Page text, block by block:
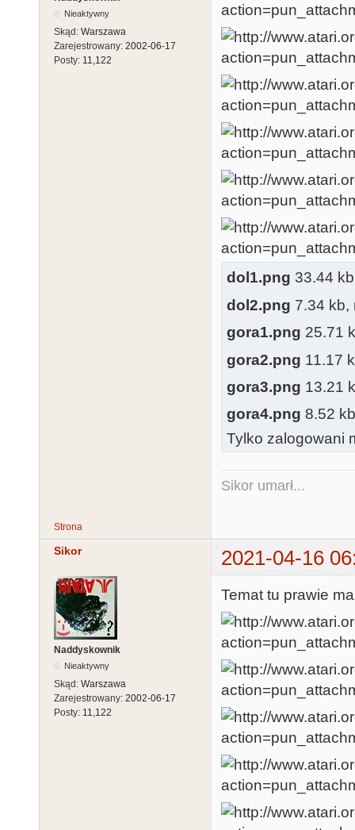
Nieaktywny
Skąd: Warszawa
Zarejestrowany: 2002-06-17
Posty: 11,122
dol1.png 33.44
dol2.png 7.34 kb,
gora1.png 25.71
gora2.png 11.17
gora3.png 13.21
gora4.png 8.52
Tylko zalogowani
Sikor umarł...
Strona
Sikor 2021-04-16
Naddyskownik
Nieaktywny
Skąd: Warszawa
Zarejestrowany: 2002-06-17
Posty: 11,122
Temat tu prawie